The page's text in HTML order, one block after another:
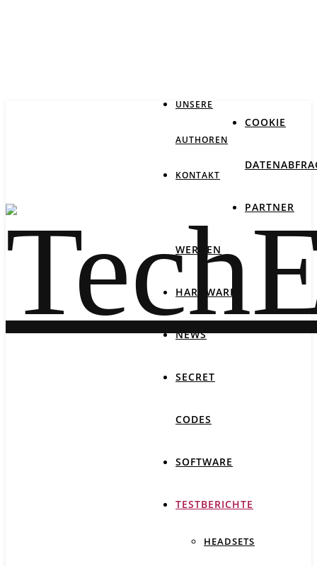
UNSERE
AUTHOREN
KONTAKT
COOKIE
PARTNER
WERDEN
HARDWARE
NEWS
SECRET
CODES
SOFTWARE
TESTBERICHTE
HEADSETS